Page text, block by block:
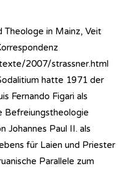
Theologe in Mainz, Veit
2007/strassner.html
hatte 1971 der
Fernando Figari als
Befreiungstheologie
Johannes Paul II. als
für Laien und Priester
Parallele zum